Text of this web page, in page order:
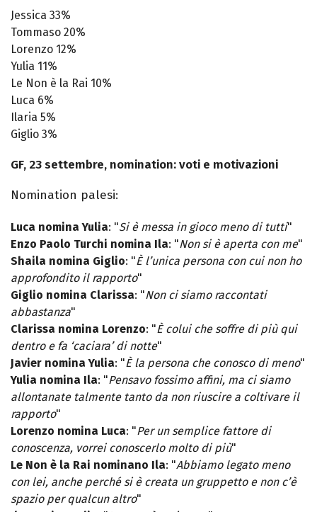
Jessica 33%
Tommaso 20%
Lorenzo 12%
Yulia 11%
Le Non è la Rai 10%
Luca 6%
Ilaria 5%
Giglio 3%
GF, 23 settembre, nomination: voti e motivazioni
Nomination palesi:
Luca nomina Yulia: "Si è messa in gioco meno di tutti"
Enzo Paolo Turchi nomina Ila: "Non si è aperta con me"
Shaila nomina Giglio: "È l’unica persona con cui non ho
approfondito il rapporto"
Giglio nomina Clarissa: "Non ci siamo raccontati
abbastanza"
Clarissa nomina Lorenzo: "È colui che soffre di più qui
dentro e fa ‘caciara’ di notte"
Javier nomina Yulia: "È la persona che conosco di meno"
Yulia nomina Ila: "Pensavo fossimo affini, ma ci siamo
allontanate talmente tanto da non riuscire a coltivare il
rapporto"
Lorenzo nomina Luca: "Per un semplice fattore di
conoscenza, vorrei conoscerlo molto di più"
Le Non è la Rai nominano Ila: "Abbiamo legato meno
con lei, anche perché si è creata un gruppetto e non c’è
spazio per qualcun altro"